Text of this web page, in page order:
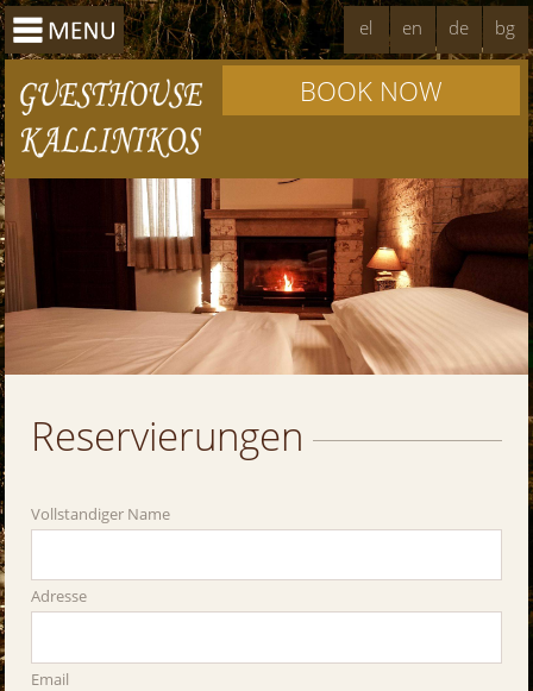
bg
de
en
el
BOOK NOW
Reservierungen
Vollstandiger Name
Adresse
Email